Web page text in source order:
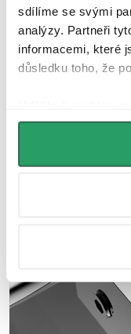
sdílíme se svými
analýzy. Partneři
informacemi, které
důsledku toho, že
můžeme používat
personalizovanou
osobní údaje